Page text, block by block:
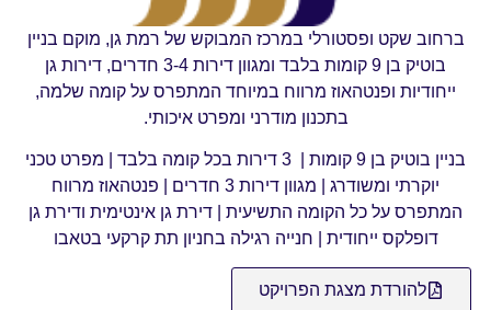
ברחוב שקט ופסטורלי במרכז המבוקש של רמת גן, מוקם בניין
בוטיק בן 9 קומות בלבד ומגוון דירות 3-4 חדרים, דירות גן
ייחודיות ופנטהאוז מרווח במיוחד המתפרס על קומה שלמה,
בתכנון מודרני ומפרט איכותי.
בניין בוטיק בן 9 קומות | 3 דירות בכל קומה בלבד | מפרט טכני
יוקרתי ומשודרג | מגוון דירות 3 חדרים | פנטהאוז מרווח
המתפרס על כל הקומה התשיעית | דירת גן אינטימית ודירת גן
דופלקס ייחודית | חנייה רגילה בחניון תת קרקעי בטאבו
להורדת מצגת הפרויקט